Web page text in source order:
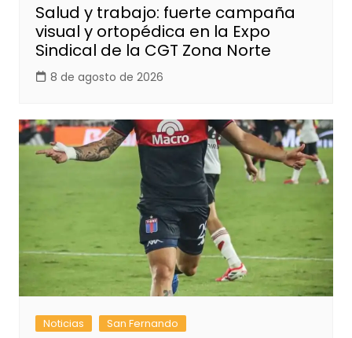
Salud y trabajo: fuerte campaña
visual y ortopédica en la Expo
Sindical de la CGT Zona Norte
8 de agosto de 2026
Noticias San Fernando